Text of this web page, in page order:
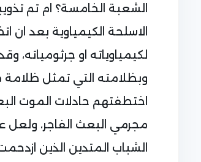
الشعبة الخامسة؟ ام تم
الاسلحة الكيمياوية بعد ان
لكيمياوياته او جرثومياته،
وبظلامته التي تمثل ظلامة
اختطفتهم حادلات الموت
الشباب المتدين الذين